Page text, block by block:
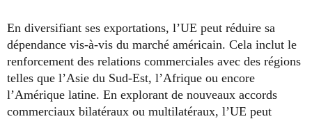
En diversifiant ses exportations, l’UE peut réduire sa
dépendance vis-à-vis du marché américain. Cela inclut le
renforcement des relations commerciales avec des régions
telles que l’Asie du Sud-Est, l’Afrique ou encore
l’Amérique latine. En explorant de nouveaux accords
commerciaux bilatéraux ou multilatéraux, l’UE peut